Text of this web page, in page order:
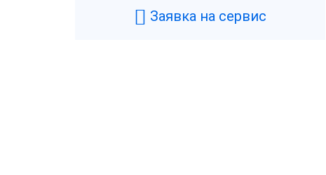
Заявка на сервис